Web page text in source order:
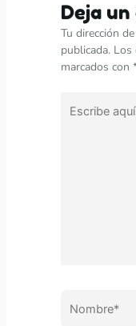
Deja
Tu dirección
publicada. Los
marcados con